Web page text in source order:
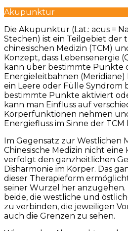
Akupunktur
Die Akupunktur (Lat.: acus =
Stechen) ist ein Teilgebiet der
chinesischen Medizin (TCM)
Konzept, dass Lebensenergie
kann über bestimmte Punkte
Energieleitbahnen (Meridiane)
ein Leere oder Fülle Syndrom
bestimmte Punkte aktiviert
kann man Einfluss auf
Körperfunktionen nehmen
Energiefluss im Sinne der TCM
Im Gegensatz zur Westlichen
Chinesische Medizin nicht eine
verfolgt den ganzheitlichen
Disharmonie im Körper. Das
dieser Therapieform
seiner Wurzel her anzugehen.
beide, die westliche und
zu verbinden, die jeweiligen
auch die Grenzen zu sehen.